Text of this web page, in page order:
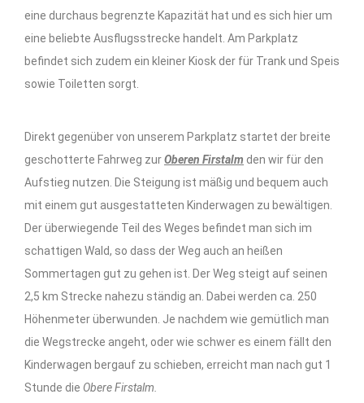
eine durchaus begrenzte Kapazität hat und es sich hier um
eine beliebte Ausflugsstrecke handelt. Am Parkplatz
befindet sich zudem ein kleiner Kiosk der für Trank und Speis
sowie Toiletten sorgt.
Direkt gegenüber von unserem Parkplatz startet der breite
geschotterte Fahrweg zurOberen Firstalm den wir für den
Aufstieg nutzen. Die Steigung ist mäßig und bequem auch
mit einem gut ausgestatteten Kinderwagen zu bewältigen.
Der überwiegende Teil des Weges befindet man sich im
schattigen Wald, so dass der Weg auch an heißen
Sommertagen gut zu gehen ist. Der Weg steigt auf seinen
2,5 km Strecke nahezu ständig an. Dabei werden ca. 250
Höhenmeter überwunden. Je nachdem wie gemütlich man
die Wegstrecke angeht, oder wie schwer es einem fällt den
Kinderwagen bergauf zu schieben, erreicht man nach gut 1
Stunde die Obere Firstalm.